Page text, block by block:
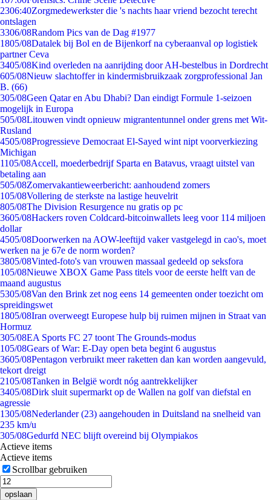
2306:40Zorgmedewerkster die 's nachts haar vriend bezocht terecht
ontslagen
3306/08Random Pics van de Dag #1977
1805/08Datalek bij Bol en de Bijenkorf na cyberaanval op logistiek
partner Ceva
3405/08Kind overleden na aanrijding door AH-bestelbus in Dordrecht
605/08Nieuw slachtoffer in kindermisbruikzaak zorgprofessional Jan
B. (66)
305/08Geen Qatar en Abu Dhabi? Dan eindigt Formule 1-seizoen
mogelijk in Europa
505/08Litouwen vindt opnieuw migrantentunnel onder grens met Wit-
Rusland
4505/08Progressieve Democraat El-Sayed wint nipt voorverkiezing
Michigan
1105/08Accell, moederbedrijf Sparta en Batavus, vraagt uitstel van
betaling aan
505/08Zomervakantieweerbericht: aanhoudend zomers
105/08Vollering de sterkste na lastige heuvelrit
805/08The Division Resurgence nu gratis op pc
3605/08Hackers roven Coldcard-bitcoinwallets leeg voor 114 miljoen
dollar
4505/08Doorwerken na AOW-leeftijd vaker vastgelegd in cao's, moet
werken na je 67e de norm worden?
3805/08Vinted-foto's van vrouwen massaal gedeeld op seksfora
105/08Nieuwe XBOX Game Pass titels voor de eerste helft van de
maand augustus
5305/08Van den Brink zet nog eens 14 gemeenten onder toezicht om
spreidingswet
1805/08Iran overweegt Europese hulp bij ruimen mijnen in Straat van
Hormuz
305/08EA Sports FC 27 toont The Grounds-modus
105/08Gears of War: E-Day open beta begint 6 augustus
3605/08Pentagon verbruikt meer raketten dan kan worden aangevuld,
tekort dreigt
2105/08Tanken in België wordt nóg aantrekkelijker
3405/08Dirk sluit supermarkt op de Wallen na golf van diefstal en
agressie
1305/08Nederlander (23) aangehouden in Duitsland na snelheid van
235 km/u
305/08Gedurfd NEC blijft overeind bij Olympiakos
Actieve items
Actieve items
Scrollbar gebruiken
opslaan